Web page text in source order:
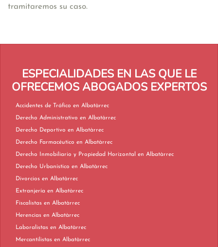
tramitaremos su caso.
ESPECIALIDADES EN LAS QUE LE
OFRECEMOS ABOGADOS EXPERTOS
Accidentes de Tráfico en Albatàrrec
Derecho Administrativo en Albatàrrec
Derecho Deportivo en Albatàrrec
Derecho Farmacéutico en Albatàrrec
Derecho Inmobiliario y Propiedad Horizontal en Albatàrrec
Derecho Urbanístico en Albatàrrec
Divorcios en Albatàrrec
Extranjería en Albatàrrec
Fiscalistas en Albatàrrec
Herencias en Albatàrrec
Laboralistas en Albatàrrec
Mercantilistas en Albatàrrec